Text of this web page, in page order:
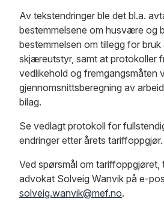
Av tekstendringer ble det bl.a.
bestemmelsene om husvære og
bestemmelsen om tillegg for
skjæreutstyr, samt at protokoller
vedlikehold og fremgangsmåten
gjennomsnittsberegning av
bilag.
Se vedlagt protokoll for
endringer etter årets tariffoppgjør.
Ved spørsmål om tariffoppgjøret,
advokat Solveig Wanvik på e-
solveig.wanvik@mef.no.